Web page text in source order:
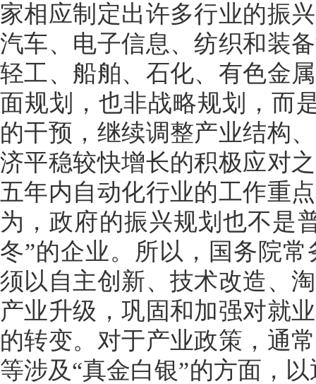
家相应制定出许多行业的振
汽车、电子信息、纺织和装
轻工、船舶、石化、有色金
面规划，也非战略规划，而
的干预，继续调整产业结构
济平稳较快增长的积极应对
五年内自动化行业的工作重
为，政府的振兴规划也不是
冬”的企业。所以，国务院
须以自主创新、技术改造、
产业升级，巩固和加强对就
的转变。对于产业政策，通
等涉及“真金白银”的方面，